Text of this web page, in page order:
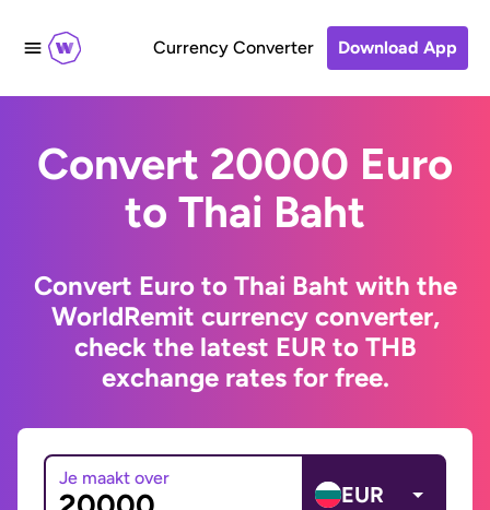
Currency Converter Download App
Convert 20000 Euro
to Thai Baht
Convert Euro to Thai Baht with the
WorldRemit currency converter,
check the latest EUR to THB
exchange rates for free.
Je maakt over
EUR